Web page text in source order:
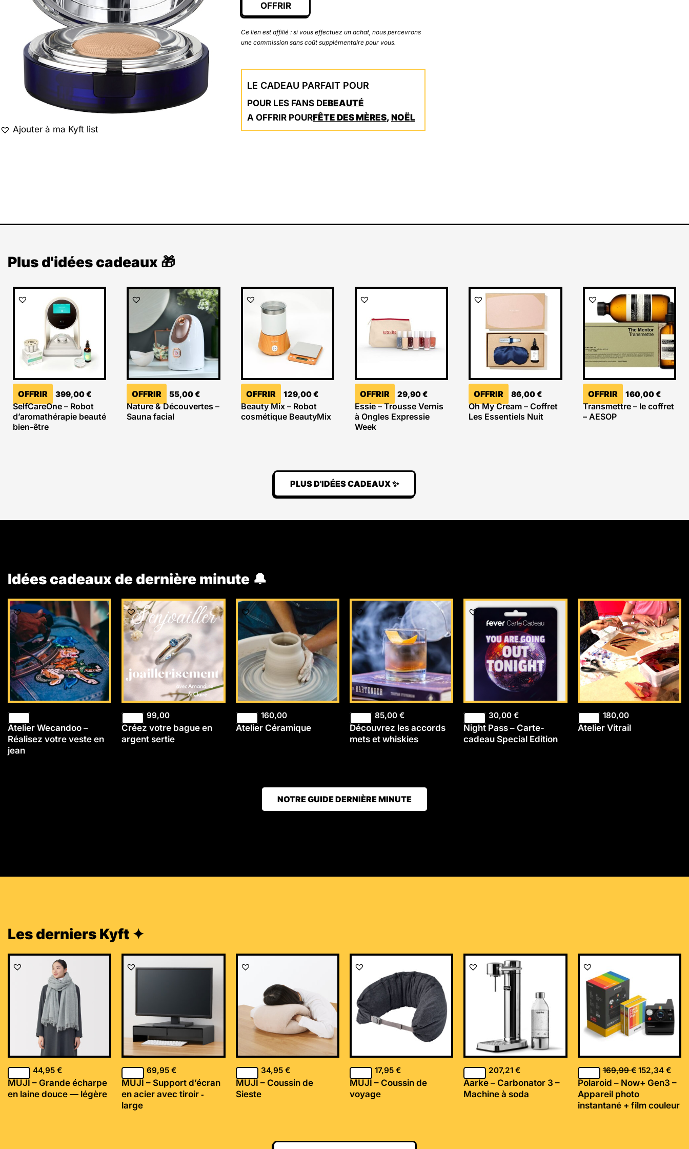
Ajouter à ma Kyft list
OFFRIR
Ce lien est affilié : si vous effectuez un achat, nous percevrons
une commission sans coût supplémentaire pour vous.
LE CADEAU PARFAIT POUR
POUR LES FANS DEBEAUTÉ
A OFFRIR POURFÊTE DES MÈRES, NOËL
Plus d'idées cadeaux 🎁
OFFRIR 399,00€
SelfCareOne – Robot
d’aromathérapie beauté
bien-être
OFFRIR 55,00€
Nature & Découvertes –
Sauna facial
OFFRIR 129,00€
Beauty Mix – Robot
cosmétique BeautyMix
OFFRIR 29,90€
Essie – Trousse Vernis
à Ongles Expressie
Week
OFFRIR 86,00€
Oh My Cream – Coffret
Les Essentiels Nuit
OFFRIR 160,00€
Transmettre – le coffret
– AESOP
PLUS D'IDÉES CADEAUX ✨
Idées cadeaux de dernière minute 🔔
Atelier Wecandoo –
Réalisez votre veste en
jean
99,00
Créez votre bague en
argent sertie
160,00
Atelier Céramique
85,00 €
Découvrez les accords
mets et whiskies
30,00€
Night Pass – Carte-
cadeau Special Edition
180,00
Atelier Vitrail
NOTRE GUIDE DERNIÈRE MINUTE
Les derniers Kyft ✦
44,95 €
MUJI – Grande écharpe
en laine douce — légère
69,95€
MUJI – Support d’écran
en acier avec tiroir ‐
large
34,95 €
MUJI – Coussin de
Sieste
17,95 €
MUJI – Coussin de
voyage
207,21€
Aarke – Carbonator 3 –
Machine à soda
169,99€
Le
169,99 €.
152,34 €
Le
Polaroid – Now+ Gen3 –
Appareil photo
instantané + film couleur